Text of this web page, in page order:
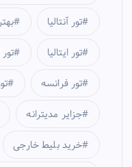
تور آنتالیا
تور ایتالیا
تور فرانسه
جزایر مدیترانه
خرید بلیط خارجی